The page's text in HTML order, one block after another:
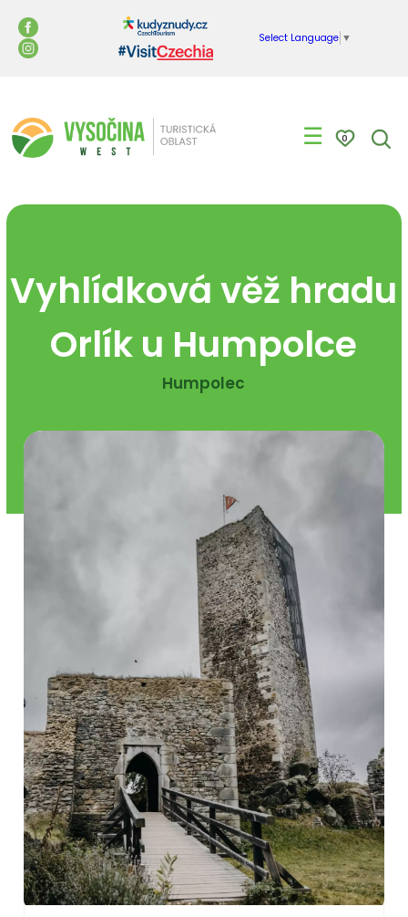
Select Language ▼
☰ 0
Vyhlídková věž hradu
Orlík u Humpolce
Humpolec